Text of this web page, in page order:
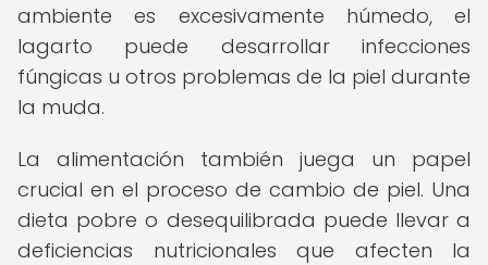
ambiente es excesivamente húmedo, el
lagarto puede desarrollar infecciones
fúngicas u otros problemas de la piel durante
la muda.
La alimentación también juega un papel
crucial en el proceso de cambio de piel. Una
dieta pobre o desequilibrada puede llevar a
deficiencias nutricionales que afecten la